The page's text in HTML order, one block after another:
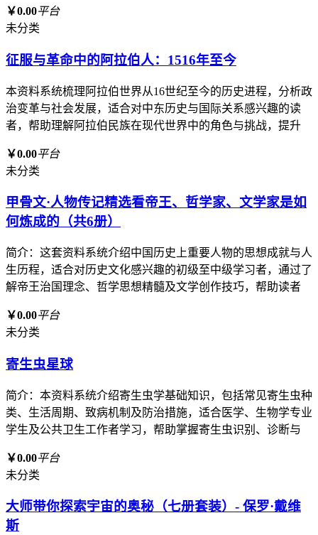
￥0.00平台
未分类
征服与革命中的阿拉伯人：1516年至今
本资料系统梳理阿拉伯世界从16世纪至今的历史进程，分析政
治变革与社会发展，适合对中东历史与国际关系感兴趣的读
者，帮助理解阿拉伯民族在现代世界中的角色与挑战，提升
￥0.00平台
未分类
甲骨文·人物传记精选看帝王、哲学家、文学家是如
何炼成的（共6册）
简介：这套资料系统介绍中国历史上重要人物的思想成就与人
生历程，适合对历史文化感兴趣的初级至中级学习者，通过了
解帝王治国理念、哲学思想精髓及文学创作技巧，帮助读者
￥0.00平台
未分类
寄生虫星球
简介：本资料系统介绍寄生虫学基础知识，包括常见寄生虫种
类、生活周期、致病机制及防治措施，适合医学、生物学专业
学生及公共卫生工作者学习，帮助掌握寄生虫识别、诊断与
￥0.00平台
未分类
大师带你探索宇宙的奥秘（七册套装）- 保罗·戴维
斯